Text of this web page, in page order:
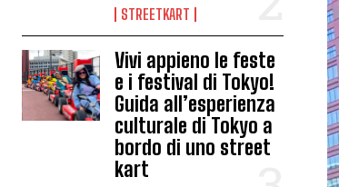
STREETKART
Vivi appieno le feste
e i festival di Tokyo!
Guida all’esperienza
culturale di Tokyo a
bordo di uno street
kart